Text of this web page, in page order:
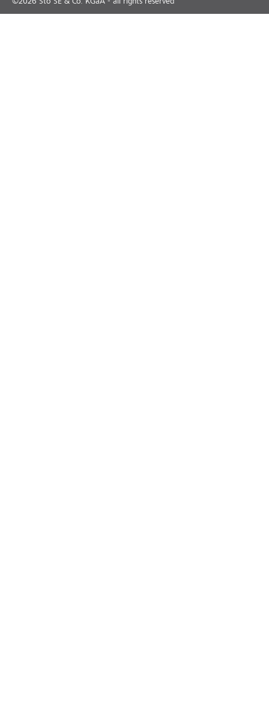
©2026 Sto SE & Co. KGaA - all rights reserved